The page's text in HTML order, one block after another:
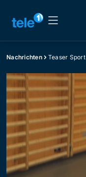
Nachrichten Teaser Sport